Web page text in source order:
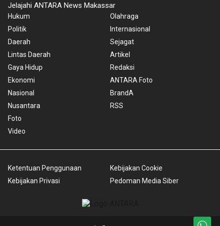
Jelajahi ANTARA News Makassar
Hukum
Politik
Daerah
Lintas Daerah
Gaya Hidup
Ekonomi
Nasional
Nusantara
Foto
Video
Olahraga
Internasional
Sejagat
Artikel
Redaksi
ANTARA Foto
BrandA
RSS
Ketentuan Penggunaan
Kebijakan Privasi
Kebijakan Cookie
Pedoman Media Siber